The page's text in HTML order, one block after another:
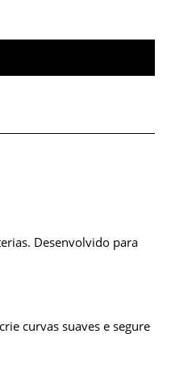
Desenvolvido para
curvas suaves e segure